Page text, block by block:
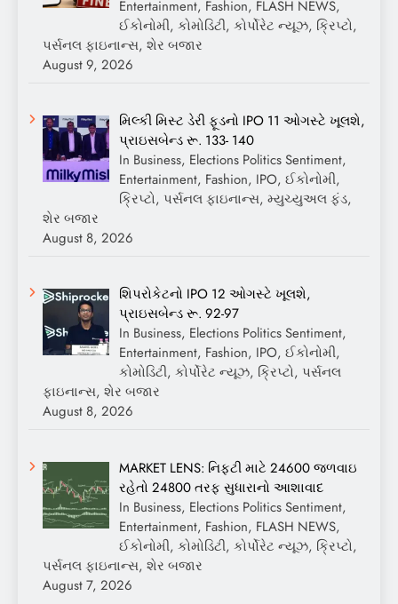
Entertainment, Fashion, FLASH NEWS,
ઈકોનોમી, કોમોડિટી, કોર્પોરેટ ન્યૂઝ, ક્રિપ્ટો,
પર્સનલ ફાઇનાન્સ, શેર બજાર
August 9, 2026
મિલ્કી મિસ્ટ ડેરી ફૂડનો IPO 11 ઓગસ્ટે ખૂલશે,
પ્રાઇસબેન્ડ રૂ. 133- 140
In Business, Elections Politics Sentiment,
Entertainment, Fashion, IPO, ઈકોનોમી,
ક્રિપ્ટો, પર્સનલ ફાઇનાન્સ, મ્યુચ્યુઅલ ફંડ,
શેર બજાર
August 8, 2026
શિપરોકેટનો IPO 12 ઓગસ્ટે ખૂલશે,
પ્રાઇસબેન્ડ રૂ. 92-97
In Business, Elections Politics Sentiment,
Entertainment, Fashion, IPO, ઈકોનોમી,
કોમોડિટી, કોર્પોરેટ ન્યૂઝ, ક્રિપ્ટો, પર્સનલ
ફાઇનાન્સ, શેર બજાર
August 8, 2026
MARKET LENS: નિફ્ટી માટે 24600 જળવાઇ
રહેતો 24800 તરફ સુધારાનો આશાવાદ
In Business, Elections Politics Sentiment,
Entertainment, Fashion, FLASH NEWS,
ઈકોનોમી, કોમોડિટી, કોર્પોરેટ ન્યૂઝ, ક્રિપ્ટો,
પર્સનલ ફાઇનાન્સ, શેર બજાર
August 7, 2026